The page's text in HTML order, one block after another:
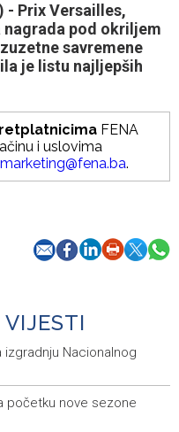
- Prix Versailles,
pod okriljem
savremene
je listu najljepših
FENA
i uslovima
marketing@fena.ba.
izgradnju Nacionalnog
početku nove sezone